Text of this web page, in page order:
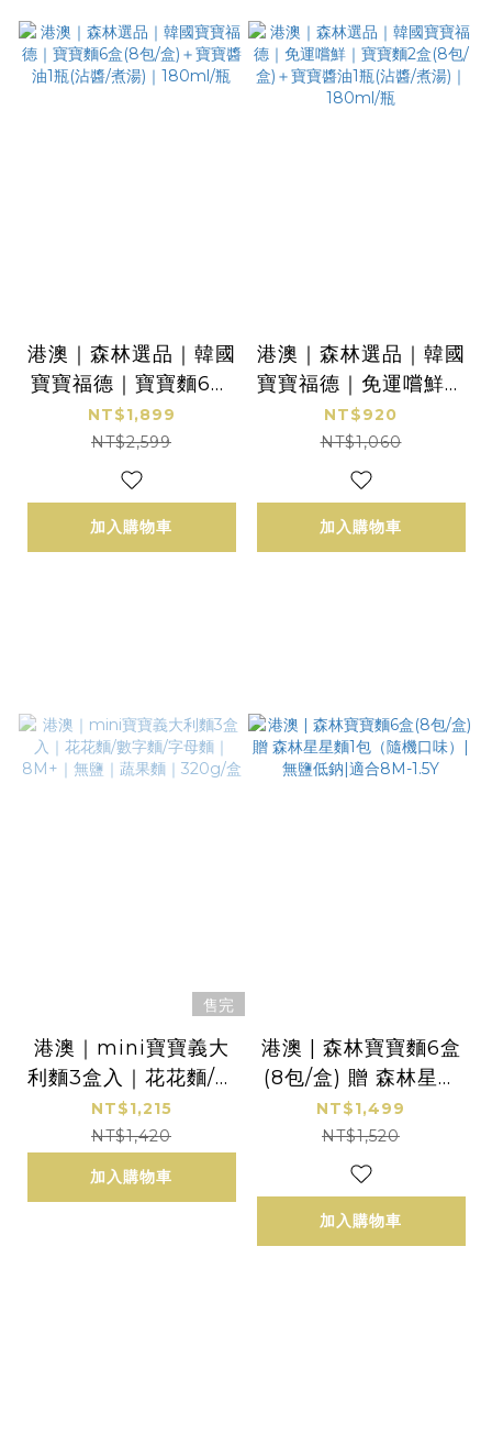
港澳｜森林選品｜韓國
寶寶福德｜寶寶麵6盒
(8包/盒)＋寶寶醬油1
瓶(沾醬/煮湯)｜180m
l/瓶
NT$1,899
NT$2,599
加入購物車
港澳｜森林選品｜韓國
寶寶福德｜免運嚐鮮｜
寶寶麵2盒(8包/盒)＋
寶寶醬油1瓶(沾醬/煮
湯)｜180ml/瓶
NT$920
NT$1,060
加入購物車
售完
港澳｜mini寶寶義大
利麵3盒入｜花花麵/數
字麵/字母麵｜8M+｜
無鹽｜蔬果麵｜320g/
盒
NT$1,215
NT$1,420
加入購物車
港澳 | 森林寶寶麵6盒
(8包/盒) 贈 森林星星
麵1包（隨機口味）|無
鹽低鈉|適合8M-1.5Y
NT$1,499
NT$1,520
加入購物車